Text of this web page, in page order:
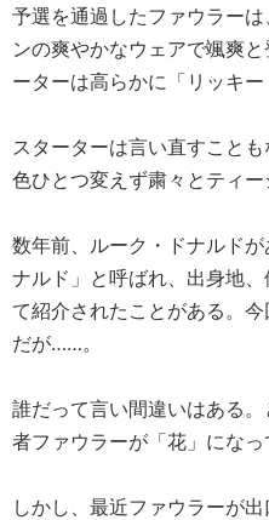
予選を通過したファウラー
ンの爽やかなウェアで颯爽
ーターは高らかに「リッキー
スターターは言い直すこと
色ひとつ変えず粛々とティー
数年前、ルーク・ドナルド
ナルド」と呼ばれ、出身地
て紹介されたことがある。
だが……。
誰だって言い間違いはある
者ファウラーが「花」にな
しかし、最近ファウラーが